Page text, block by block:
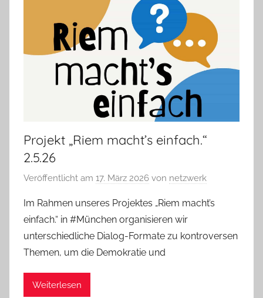
Projekt „Riem macht’s einfach.“
2.5.26
Veröffentlicht am 17. März 2026 von netzwerk
Im Rahmen unseres Projektes „Riem macht’s
einfach.“ in #München organisieren wir
unterschiedliche Dialog-Formate zu kontroversen
Themen, um die Demokratie und
Weiterlesen